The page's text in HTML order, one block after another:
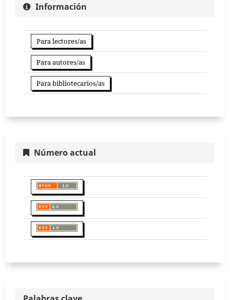
Información
Para lectores/as
Para autores/as
Para bibliotecarios/as
Número actual